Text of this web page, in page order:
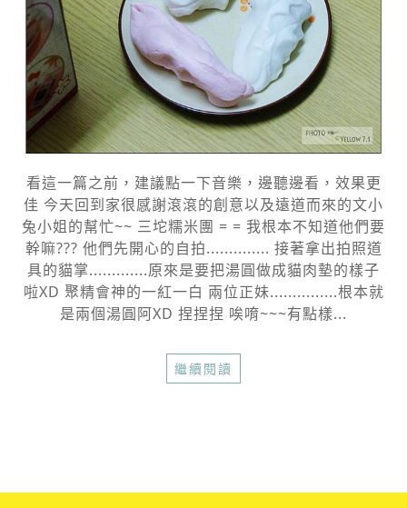
看這一篇之前，建議點一下音樂，邊聽邊看，效果更
佳 今天回到家很感謝滾滾的創意以及遠道而來的文小
兔小姐的幫忙~~ 三坨糯米團 = = 我根本不知道他們要
幹嘛??? 他們先開心的自拍.............. 接著拿出拍照道
具的貓掌.............原來是要把湯圓做成貓肉墊的樣子
啦XD 聚精會神的一紅一白 兩位正妹...............根本就
是兩個湯圓阿XD 捏捏捏 唉唷~~~有點樣...
繼續閱讀